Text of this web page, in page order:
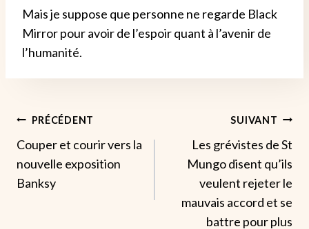
Mais je suppose que personne ne regarde Black
Mirror pour avoir de l’espoir quant à l’avenir de
l’humanité.
Navigation
De
L’article
PRÉCÉDENT
Couper et courir vers la
nouvelle exposition
Banksy
SUIVANT
Les grévistes de St
Mungo disent qu’ils
veulent rejeter le
mauvais accord et se
battre pour plus